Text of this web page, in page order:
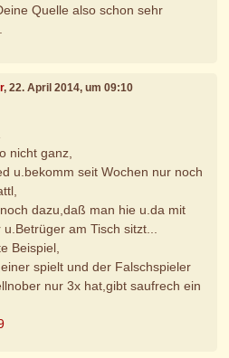
Quelle also schon sehr
, 22. April 2014, um 09:10
nicht ganz,
u.bekomm seit Wochen nur noch
dazu,daß man hie u.da mit
am Tisch sitzt...
Beispiel,
spielt und der Falschspieler
nur 3x hat,gibt saufrech ein